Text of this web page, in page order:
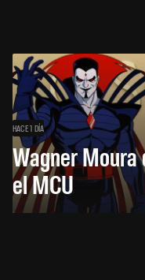
HACE 1 DÍA
Wagner
el MCU